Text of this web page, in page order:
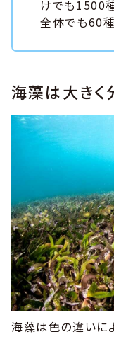
けでも1500
全体でも60
海藻は大きく
海藻は色の違いに